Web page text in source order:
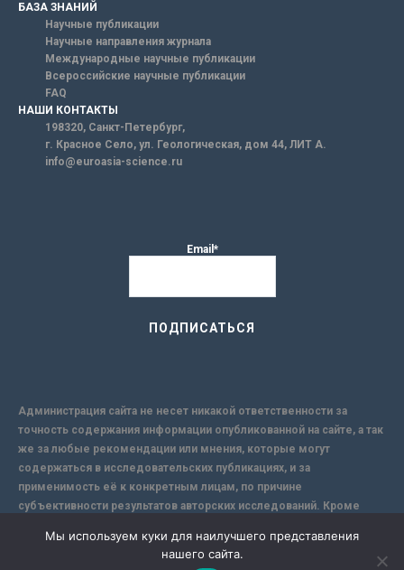
БАЗА ЗНАНИЙ
Научные публикации
Научные направления журнала
Международные научные публикации
Всероссийские научные публикации
FAQ
НАШИ КОНТАКТЫ
198320, Санкт-Петербург,
г. Красное Село, ул. Геологическая, дом 44, ЛИТ А.
info@euroasia-science.ru
Email*
Администрация сайта не несет никакой ответственности за
точность содержания информации опубликованной на сайте, а так
же за любые рекомендации или мнения, которые могут
содержаться в исследовательских публикациях, и за
применимость её к конкретным лицам, по причине
субъективности результатов авторских исследований. Кроме
надежной защиты информации, Сайт не несет ответственности за
Мы используем куки для наилучшего представления
нашего сайта.